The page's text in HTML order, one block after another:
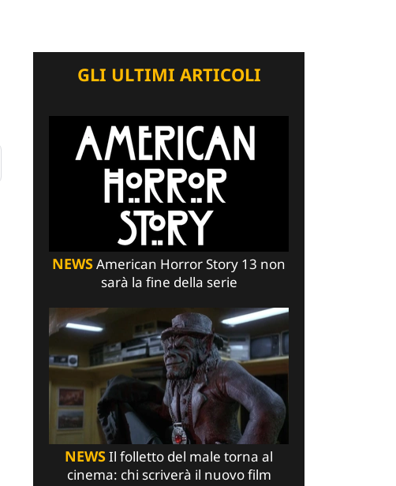
GLI ULTIMI ARTICOLI
NEWSAmerican Horror Story 13 non
sarà la fine della serie
NEWSIl folletto del male torna al
cinema: chi scriverà il nuovo film